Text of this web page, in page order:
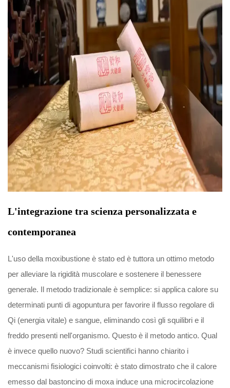
L'integrazione tra scienza personalizzata e
contemporanea
L'uso della moxibustione è stato ed è tuttora un ottimo metodo
per alleviare la rigidità muscolare e sostenere il benessere
generale. Il metodo tradizionale è semplice: si applica calore su
determinati punti di agopuntura per favorire il flusso regolare di
Qi (energia vitale) e sangue, eliminando così gli squilibri e il
freddo presenti nell'organismo. Questo è il metodo antico. Qual
è invece quello nuovo? Studi scientifici hanno chiarito i
meccanismi fisiologici coinvolti: è stato dimostrato che il calore
emesso dal bastoncino di moxa induce una microcircolazione